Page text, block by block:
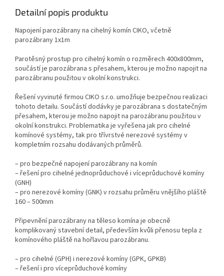
Detailní popis produktu
Napojení parozábrany na cihelný komín CIKO, včetně
parozábrany 1x1m
Parotěsný prostup pro cihelný komín o rozměrech 400x800mm,
součástí je parozábrana s přesahem, kterou je možno napojit na
parozábranu použitou v okolní konstrukci.
Řešení vyvinuté firmou CIKO s.r.o. umožňuje bezpečnou realizaci
tohoto detailu. Součástí dodávky je parozábrana s dostatečným
přesahem, kterou je možno napojit na parozábranu použitou v
okolní konstrukci. Problematika je vyřešena jak pro cihelné
komínové systémy, tak pro třívrstvé nerezové systémy v
kompletním rozsahu dodávaných průměrů.
– pro bezpečné napojení parozábrany na komín
– řešení pro cihelné jednoprůduchové i víceprůduchové komíny
(GNH)
– pro nerezové komíny (GNK) v rozsahu průměru vnějšího pláště
160 – 500mm
Připevnění parozábrany na těleso komína je obecně
komplikovaný stavební detail, především kvůli přenosu tepla z
komínového pláště na hořlavou parozábranu.
– pro cihelné (GPH) i nerezové komíny (GPK, GPKB)
– řešení i pro víceprůduchové komíny